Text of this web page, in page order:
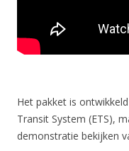
Het pakket is
Transit System (ETS),
demonstratie bekijken